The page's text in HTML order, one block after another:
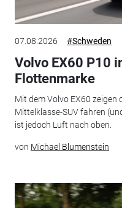
07.08.2026 #Schweden
Volvo EX60 P10
Flottenmarke
Mit dem Volvo EX60 zeigen
Mittelklasse-SUV fahren
ist jedoch Luft nach oben.
von Michael Blumenstein